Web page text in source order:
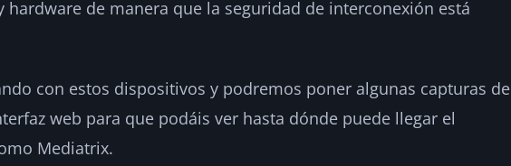
de manera que la seguridad de interconexión está
con estos dispositivos y podremos poner algunas capturas de
web para que podáis ver hasta dónde puede llegar el
Mediatrix.